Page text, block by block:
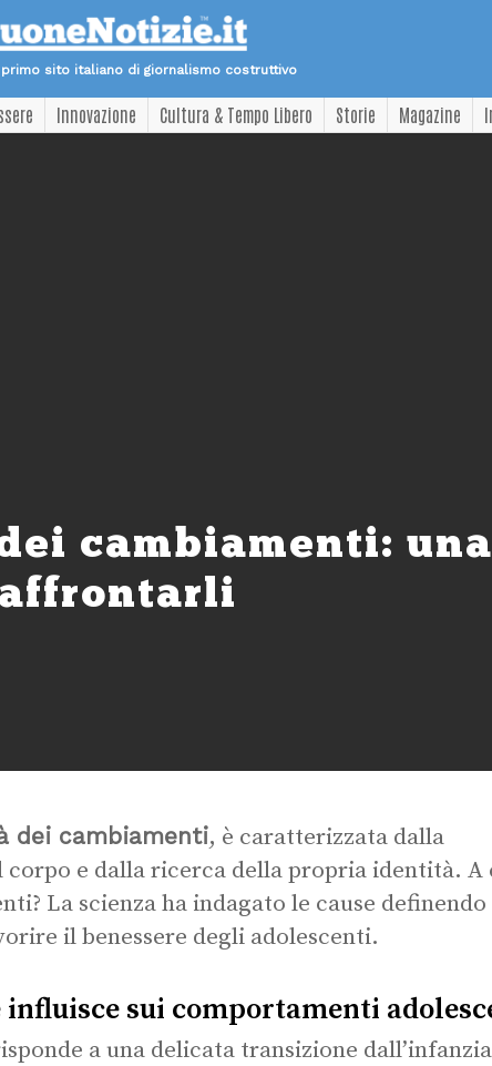
primo sito italiano di giornalismo costruttivo
Innovazione Cultura & Tempo Libero Storie Magazine
cambiamenti: una
dei cambiamenti, è caratterizzata dalla
e dalla ricerca della propria identità. A
La scienza ha indagato le cause
il benessere degli adolescenti.
influisce sui comportamenti
a una delicata transizione